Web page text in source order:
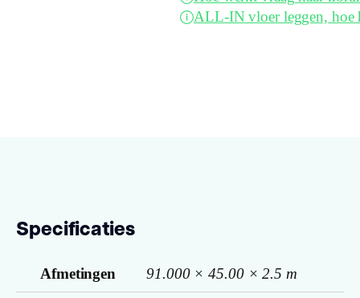
ALL-IN vloer leggen, hoe
Specificaties
Afmetingen 91.000 × 45.00 × 2.5 m